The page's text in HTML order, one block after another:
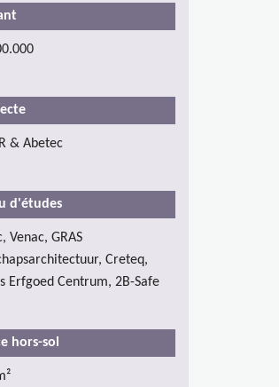
& Abetec
d'études
Venac, GRAS
Creteq,
Erfgoed Centrum, 2B-Safe
hors-sol